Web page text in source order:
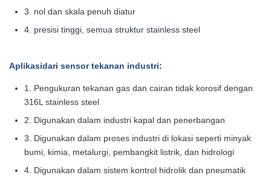
3. nol dan skala penuh diatur
4. presisi tinggi, semua struktur stainless steel
Aplikasidari sensor tekanan industri:
1. Pengukuran tekanan gas dan cairan tidak korosif dengan
316L stainless steel
2. Digunakan dalam industri kapal dan penerbangan
3. Digunakan dalam proses industri di lokasi seperti minyak
bumi, kimia, metalurgi, pembangkit listrik, dan hidrologi
4. Digunakan dalam sistem kontrol hidrolik dan pneumatik